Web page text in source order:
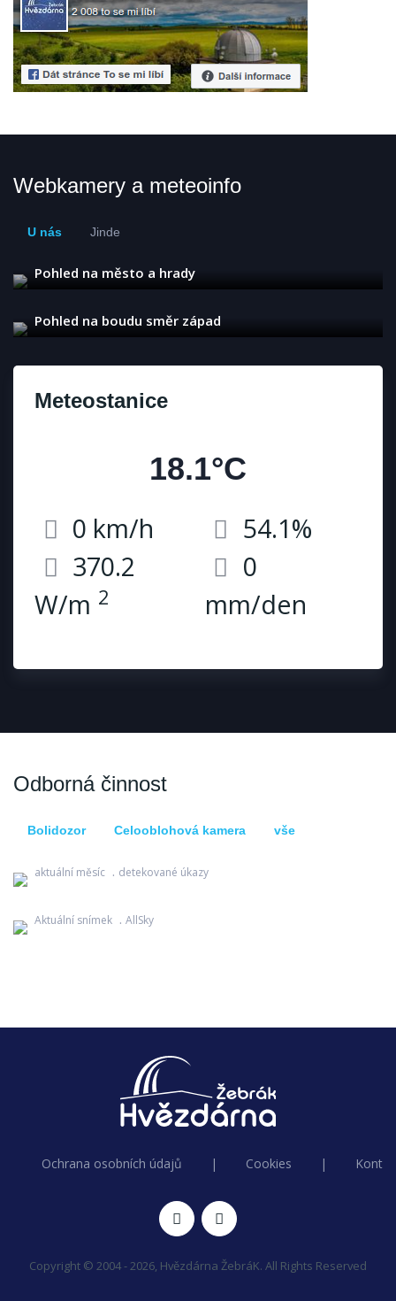
Webkamery a meteoinfo
U nás Jinde
Pohled na město a hrady
Pohled na boudu směr západ
Meteostanice
18.1°C
0 km/h
370.2
W/m 2
54.1%
0
mm/den
Odborná činnost
Bolidozor Celooblohová kamera vše
aktuální měsíc detekované úkazy
Aktuální snímek AllSky
Ochrana osobních údajů | Cookies |
Copyright © 2004 - 2026, Hvězdárna ŽebráK. All Rights Reserved